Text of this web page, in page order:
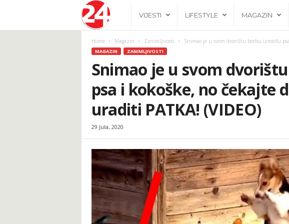
b
a
VIJESTI LIFESTYLE MAGAZIN
Home Magazin Zanimljivosti Snimao je u svom dvorištu borbu između
MAGAZIN ZANIMLJIVOSTI
Snimao je u svom
psa i kokoške, no čekajte
uraditi PATKA! (VIDEO)
29 Jula, 2020